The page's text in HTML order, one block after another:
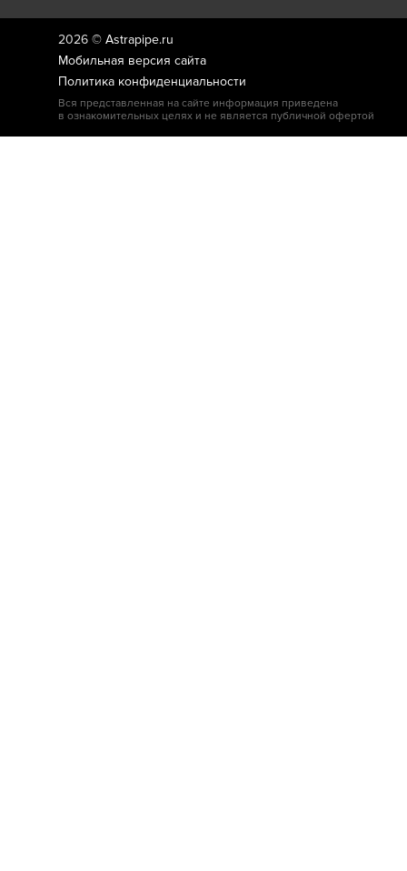
2026 © Astrapipe.ru
Мобильная версия сайта
Политика конфиденциальности
Вся представленная на сайте информация приведена
в ознакомительных целях и не является публичной офертой